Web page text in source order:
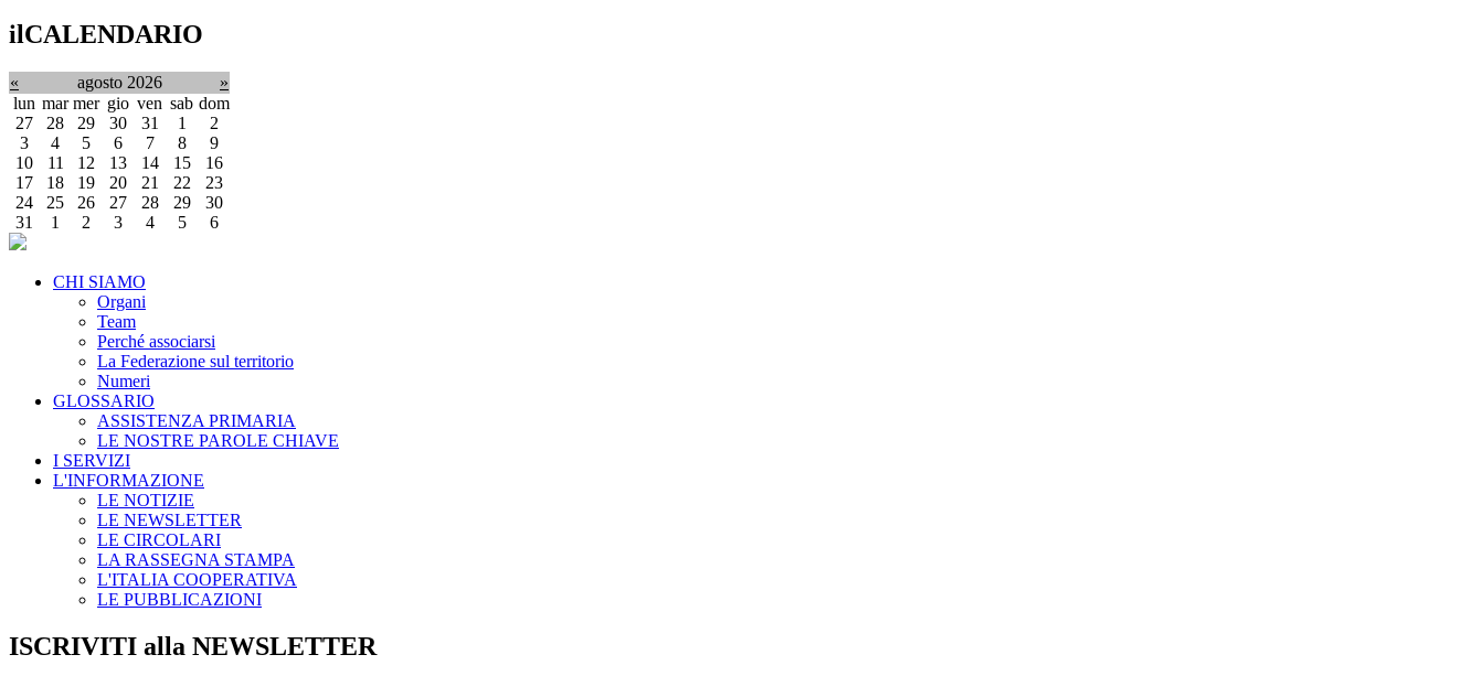
ilCALENDARIO
« agosto 2026
»
lun mar mer gio ven sab dom
27
28 29 30 31 1
2
3
4 5 6 7 8
9
10
11 12 13 14 15
16
17
18 19 20 21 22
23
24
25 26 27 28 29
30
31
1 2 3 4 5 6
CHI SIAMO
Organi
Team
Perché associarsi
La Federazione sul territorio
Numeri
GLOSSARIO
ASSISTENZA PRIMARIA
LE NOSTRE PAROLE CHIAVE
I SERVIZI
L'INFORMAZIONE
LE NOTIZIE
LE NEWSLETTER
LE CIRCOLARI
LA RASSEGNA STAMPA
L'ITALIA COOPERATIVA
LE PUBBLICAZIONI
ISCRIVITI alla NEWSLETTER